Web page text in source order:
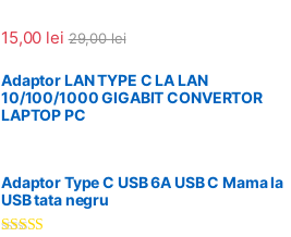
15,00 lei 29,00lei
Adaptor LAN TYPE C LA LAN
10/100/1000 GIGABIT CONVERTOR
LAPTOP PC
Adaptor Type C USB 6A USB C Mama la
USB tata negru